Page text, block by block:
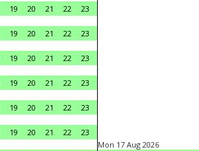
19 20 21 22
23
19 20 21 22
23
19 20 21 22
23
19 20 21 22
23
19 20 21 22
23
19 20 21 22
23
Mon 17 Aug 2026